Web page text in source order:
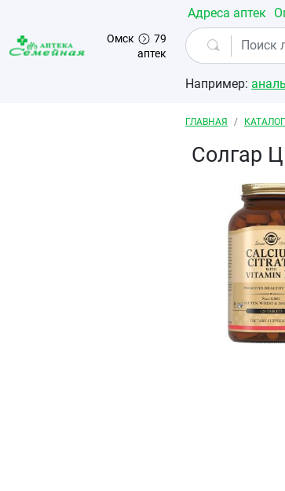
Перейти к основному содержанию
Омск
79
аптек
Адреса аптек
Например:
Строка
ГЛАВНАЯ КАТАЛОГ
Солгар